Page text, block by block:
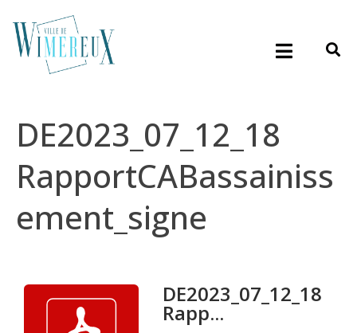
DE2023_07_12_18
RapportCABassainiss
ement_signe
DE2023_07_12_18
Rapp...